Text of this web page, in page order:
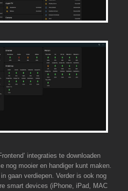
integraties te downloaden
nog mooier en handiger kunt maken.
gaan verdiepen. Verder is ook nog
smart devices (iPhone, iPad, MAC